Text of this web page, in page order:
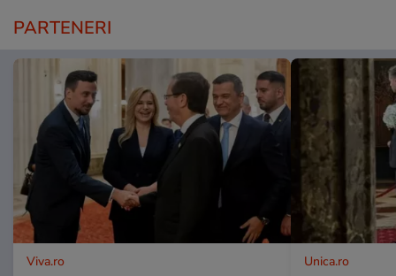
PARTENERI
Viva.ro Unica.ro